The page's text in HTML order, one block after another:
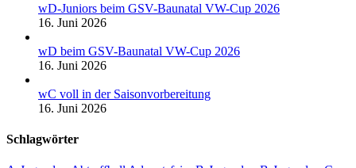
wD-Juniors beim GSV-Baunatal VW-Cup 2026
16. Juni 2026
wD beim GSV-Baunatal VW-Cup 2026
16. Juni 2026
wC voll in der Saisonvorbereitung
16. Juni 2026
Schlagwörter